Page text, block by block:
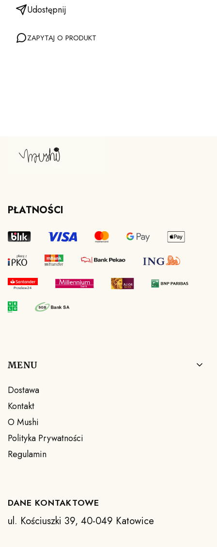
Udostępnij
ZAPYTAJ O PRODUKT
PŁATNOŚCI
Linki w stopce
MENU
Dostawa
Kontakt
O Mushi
Polityka Prywatności
Regulamin
DANE KONTAKTOWE
ul. Kościuszki 39, 40-049 Katowice